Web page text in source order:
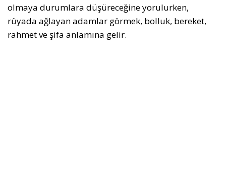
olmaya durumlara düşüreceğine yorulurken,
rüyada ağlayan adamlar görmek, bolluk, bereket,
rahmet ve şifa anlamına gelir.